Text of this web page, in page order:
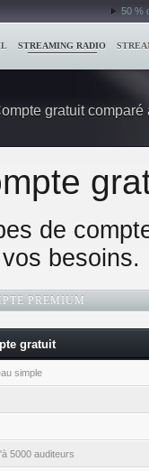
50 %
STREAMING RADIO
gratuit
de
besoins.
PREMIUM
gratuit
simple
5000 auditeurs